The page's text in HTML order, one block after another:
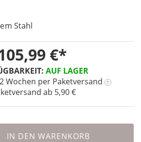
Stahl
AUF LAGER
Wochen per Paketversand ?
ab 5,90 €
€
IN DEN WARENKORB